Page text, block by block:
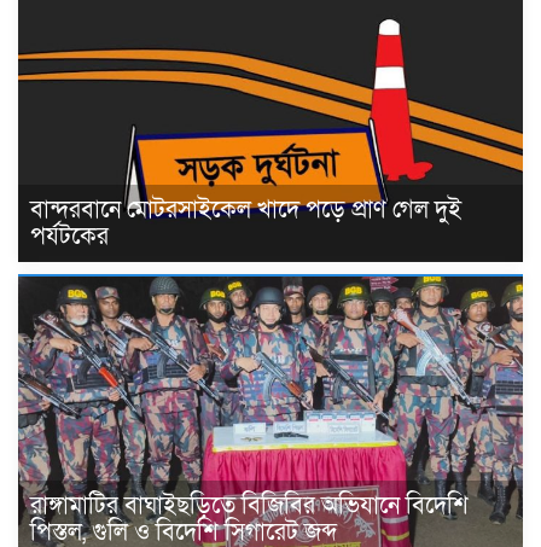
বান্দরবানে মোটরসাইকেল খাদে পড়ে প্রাণ গেল দুই
পর্যটকের
রাঙ্গামাটির বাঘাইছড়িতে বিজিবির অভিযানে বিদেশি
পিস্তল, গুলি ও বিদেশি সিগারেট জব্দ